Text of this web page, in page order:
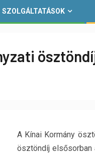
SZOLGÁLTATÁSOK
A Kínai Kormány
ösztöndíj elsősorban